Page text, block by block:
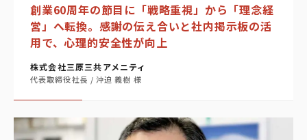
創業60周年の節目に「戦略重視」から「理念経
営」へ転換。感謝の伝え合いと社内掲示板の活
用で、心理的安全性が向上
株式会社三原三共アメニティ
代表取締役社長 / 沖迫 義樹 様